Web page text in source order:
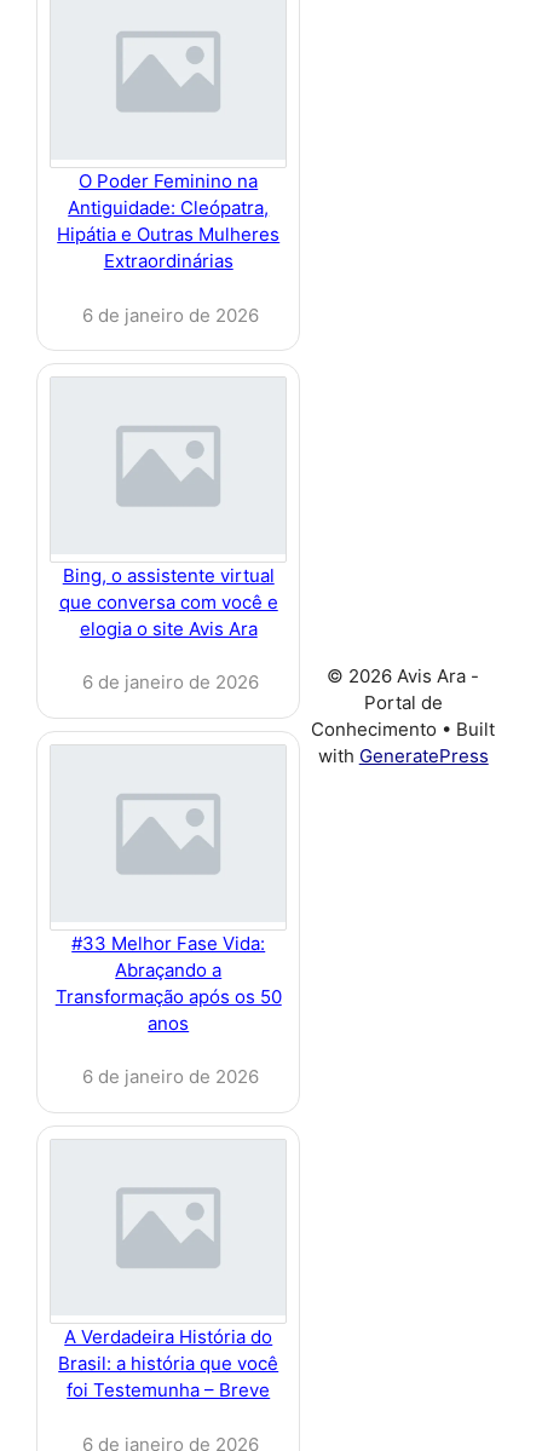
O Poder Feminino na
Antiguidade: Cleópatra,
Hipátia e Outras Mulheres
Extraordinárias
6 de janeiro de 2026
Bing, o assistente virtual
que conversa com você e
elogia o site Avis Ara
6 de janeiro de 2026
#33 Melhor Fase Vida:
Abraçando a
Transformação após os 50
anos
6 de janeiro de 2026
A Verdadeira História do
Brasil: a história que você
foi Testemunha – Breve
6 de janeiro de 2026
© 2026 Avis Ara -
Portal de
Conhecimento • Built
with GeneratePress